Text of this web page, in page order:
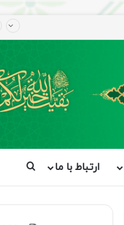
ارتباط با ما جستجو